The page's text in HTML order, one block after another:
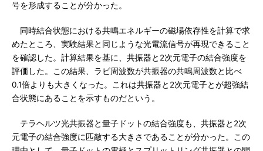
号を形成することが分かった。
同時結合状態における共鳴エネルギーの磁場依存性を計算で求
めたところ、実験結果と同じような光電流信号が再現できること
を確認した。計算結果を基に、共振器と2次元電子の結合強度を
評価した。この結果、ラビ周波数が共振器の共鳴周波数と比べ
0.1倍よりも大きくなった。これは共振器と2次元電子とが超強結
合状態にあることを示すものだという。
テラヘルツ光共振器と量子ドットの結合強度も、共振器と2次
元電子の結合強度に匹敵する大きさであることが分かった。この